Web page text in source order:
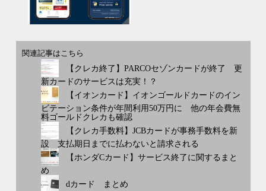
関連記事はこちら
【クレカ終了】PARCOセゾンカードが終了 更
新カードのサービスは充実！？
【イオンカード】イオンゴールドカードのイン
ビテーション条件が年間利用50万円に 他の年会費無
料ゴールドクレカも確認
【クレカ手数料】JCBカードが事務手数料を新
設 支払期日までに払わないと請求される
【ホンダCカード】サービス終了に関するまと
め
dカード まとめ